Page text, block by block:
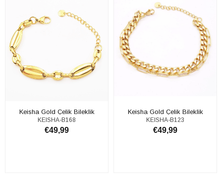
Keisha Gold Çelik Bileklik
KEISHA-B168
€49,99
Keisha Gold Çelik Bileklik
KEISHA-B123
€49,99